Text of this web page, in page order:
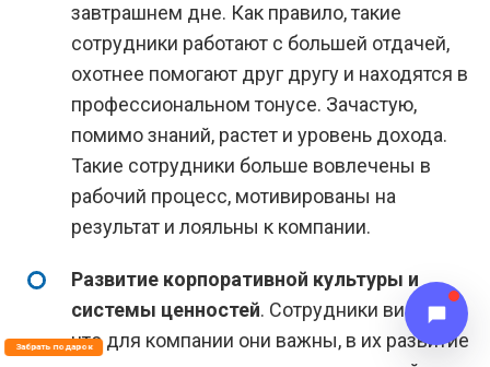
завтрашнем дне. Как правило, такие
сотрудники работают с большей отдачей,
охотнее помогают друг другу и находятся в
профессиональном тонусе. Зачастую,
помимо знаний, растет и уровень дохода.
Такие сотрудники больше вовлечены в
рабочий процесс, мотивированы на
результат и лояльны к компании.
Развитие корпоративной культуры и
системы ценностей. Сотрудники видят,
что для компании они важны, в их развитие
Забрать подарок